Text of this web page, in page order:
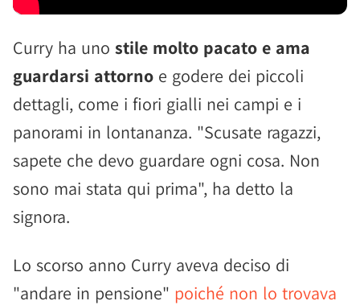
Curry ha uno stile molto pacato e ama
guardarsi attorno e godere dei piccoli
dettagli, come i fiori gialli nei campi e i
panorami in lontananza. "Scusate ragazzi,
sapete che devo guardare ogni cosa. Non
sono mai stata qui prima", ha detto la
signora.
Lo scorso anno Curry aveva deciso di
"andare in pensione" poiché non lo trovava